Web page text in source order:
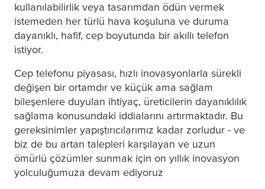
kullanılabilirlik veya tasarımdan ödün vermek
istemeden her türlü hava koşuluna ve duruma
dayanıklı, hafif, cep boyutunda bir akıllı telefon
istiyor.
Cep telefonu piyasası, hızlı inovasyonlarla sürekli
değişen bir ortamdır ve küçük ama sağlam
bileşenlere duyulan ihtiyaç, üreticilerin dayanıklılık
sağlama konusundaki iddialarını artırmaktadır. Bu
gereksinimler yapıştırıcılarımız kadar zorludur - ve
biz de bu artan talepleri karşılayan ve uzun
ömürlü çözümler sunmak için on yıllık inovasyon
yolculuğumuza devam ediyoruz